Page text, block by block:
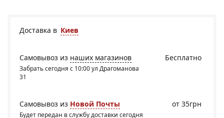
Доставка в Киев
Бесплатно
Самовывоз из наших магазинов
Забрать сегодня с 10:00 ул Драгоманова
31
Самовывоз из Новой Почты
Будет передан в службу доставки сегодня
от 35грн